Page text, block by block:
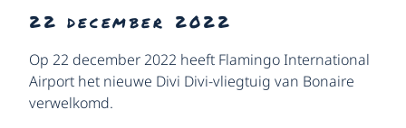
22 december 2022
Op 22 december 2022 heeft Flamingo International
Airport het nieuwe Divi Divi-vliegtuig van Bonaire
verwelkomd.